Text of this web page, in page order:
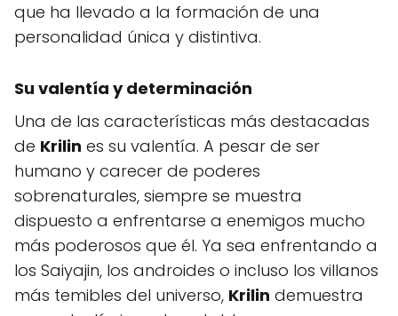
que ha llevado a la formación de una
personalidad única y distintiva.
Su valentía y determinación
Una de las características más destacadas
de Krilin es su valentía. A pesar de ser
humano y carecer de poderes
sobrenaturales, siempre se muestra
dispuesto a enfrentarse a enemigos mucho
más poderosos que él. Ya sea enfrentando a
los Saiyajin, los androides o incluso los villanos
más temibles del universo, Krilin demuestra